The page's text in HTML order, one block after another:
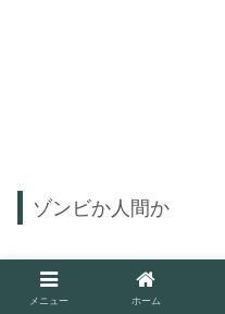
ゾンビか人間か
黒いパーカーの男は、ゾ
がいると言い出します。
メニュー ホーム